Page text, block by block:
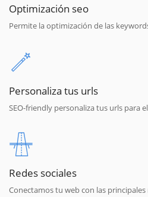
Optimización seo
Permite la optimización de las
Personaliza tus urls
SEO-friendly personaliza tus urls para
Redes sociales
Conectamos tu web con las principales